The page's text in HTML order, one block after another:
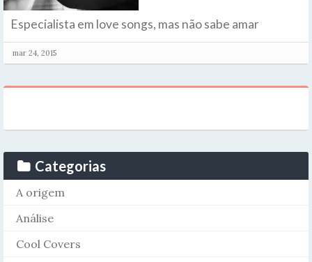
Especialista em love songs, mas não sabe amar
mar 24, 2015
Categorias
A origem
Análise
Cool Covers